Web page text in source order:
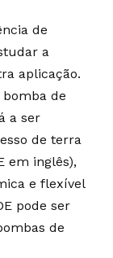
de
a
aplicação.
de
a ser
de terra
em inglês),
e flexível
pode ser
de